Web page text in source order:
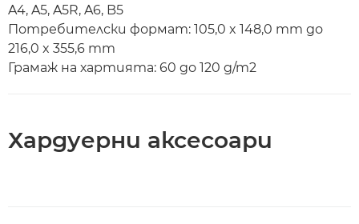
A4, A5, A5R, A6, B5
Потребителски формат: 105,0 x 148,0 mm до
216,0 x 355,6 mm
Грамаж на хартията: 60 до 120 g/m2
Хардуерни аксесоари